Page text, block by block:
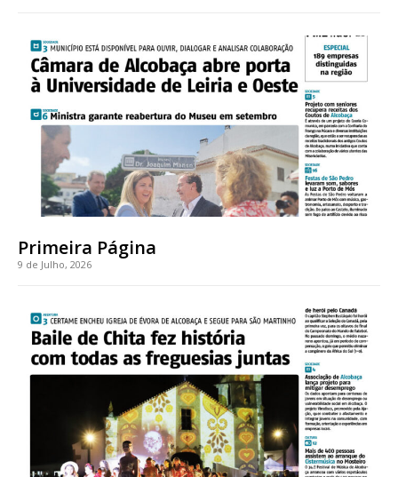
Acesso ao conteúdo online
Acesso aos conteúdos Exclusivos para
assinantes
Ofertas para assinatura anual
Escolha o plano
Primeira Página
9 de Julho, 2026